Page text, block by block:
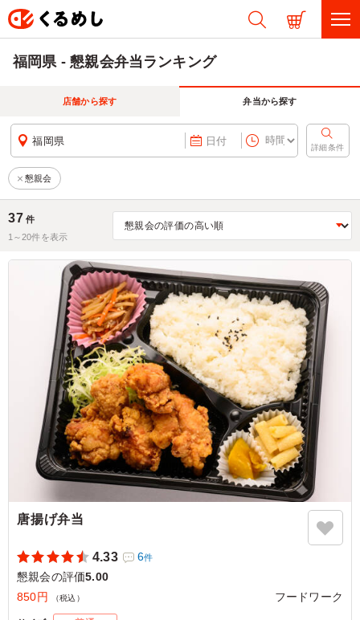
福岡県 - 懇親会弁当ランキング
店舗から探す 弁当から探す
福岡県 日付
詳細条件
懇親会
37 件
1～20件を表示
唐揚げ弁当
4.33 6件
懇親会の評価5.00
850円
（税込） フードワーク